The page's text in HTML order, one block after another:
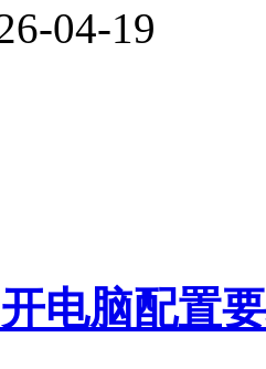
04-19
电脑配置